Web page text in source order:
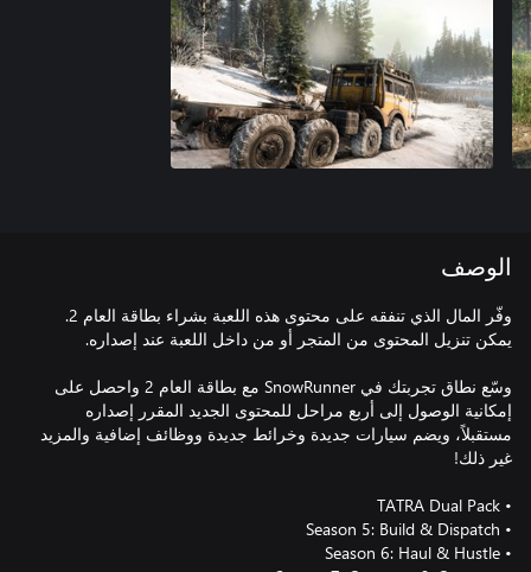
الوصف
وفّر المال الذي تنفقه على محتوى هذه اللعبة بشراء بطاقة العام 2.
وسّع نطاق تجربتك في SnowRunner مع بطاقة العام 2 واحصل على
إمكانية الوصول إلى أربع مراحل للمحتوى الجديد المقرر إصداره
مستقبلاً، ويضم سيارات جديدة وخرائط جديدة ووظائف إضافية والمزيد